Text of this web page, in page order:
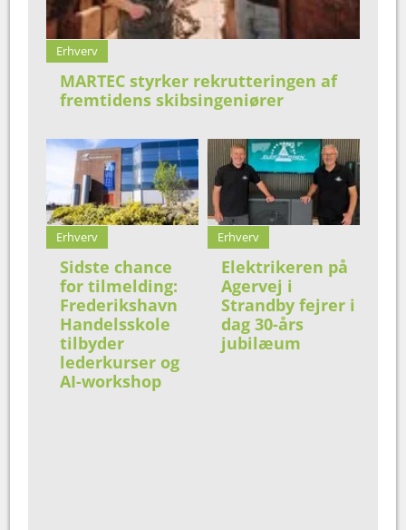
Erhverv
MARTEC styrker rekrutteringen af
fremtidens skibsingeniører
Erhverv
Sidste chance
for tilmelding:
Frederikshavn
Handelsskole
tilbyder
lederkurser og
AI-workshop
Erhverv
Elektrikeren på
Agervej i
Strandby fejrer i
dag 30-års
jubilæum